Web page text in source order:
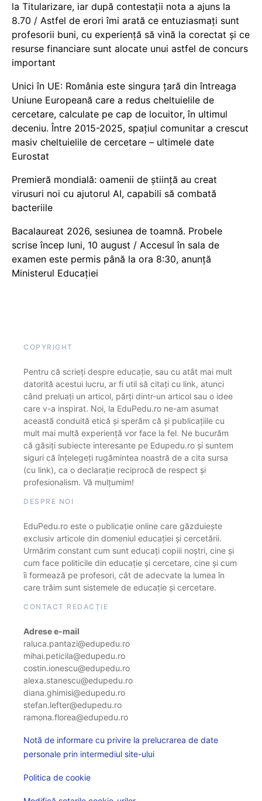
la Titularizare, iar după contestații nota a ajuns la
8.70 / Astfel de erori îmi arată ce entuziasmați sunt
profesorii buni, cu experiență să vină la corectat și ce
resurse financiare sunt alocate unui astfel de concurs
important
Unici în UE: România este singura țară din întreaga
Uniune Europeană care a redus cheltuielile de
cercetare, calculate pe cap de locuitor, în ultimul
deceniu. Între 2015-2025, spațiul comunitar a crescut
masiv cheltuielile de cercetare – ultimele date
Eurostat
Premieră mondială: oamenii de știință au creat
virusuri noi cu ajutorul AI, capabili să combată
bacteriile
Bacalaureat 2026, sesiunea de toamnă. Probele
scrise încep luni, 10 august / Accesul în sala de
examen este permis până la ora 8:30, anunță
Ministerul Educației
COPYRIGHT
Pentru că scrieți despre educație, sau cu atât mai mult
datorită acestui lucru, ar fi util să citați cu link, atunci
când preluați un articol, părți dintr-un articol sau o idee
care v-a inspirat. Noi, la EduPedu.ro ne-am asumat
această conduită etică și sperăm că și publicațiile cu
mult mai multă experiență vor face la fel. Ne bucurăm
că găsiți subiecte interesante pe Edupedu.ro și suntem
siguri că înțelegeți rugămintea noastră de a cita sursa
(cu link), ca o declarație reciprocă de respect și
profesionalism. Vă mulțumim!
DESPRE NOI
EduPedu.ro este o publicație online care găzduiește
exclusiv articole din domeniul educației și cercetării.
Urmărim constant cum sunt educați copiii noștri, cine și
cum face politicile din educație și cercetare, cine și cum
îi formează pe profesori, cât de adecvate la lumea în
care trăim sunt sistemele de educație și cercetare.
CONTACT REDACȚIE
Adrese e-mail
raluca.pantazi@edupedu.ro
mihai.peticila@edupedu.ro
costin.ionescu@edupedu.ro
alexa.stanescu@edupedu.ro
diana.ghimisi@edupedu.ro
stefan.lefter@edupedu.ro
ramona.florea@edupedu.ro
Notă de informare cu privire la prelucrarea de date
personale prin intermediul site-ului
Politica de cookie